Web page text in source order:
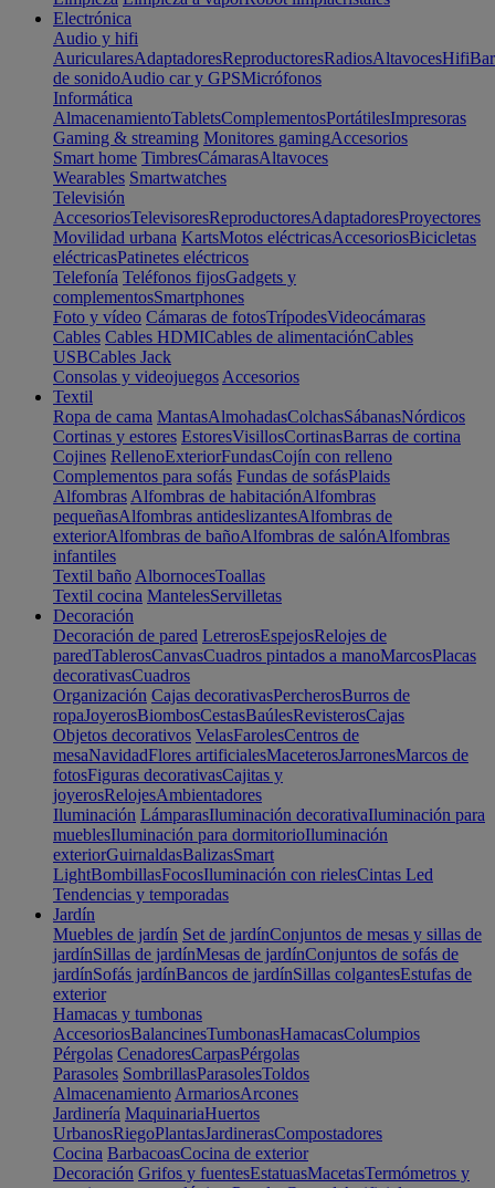
Electrónica
Audio y hifi
AuricularesAdaptadoresReproductoresRadiosAltavocesHifi
de sonidoAudio car y GPSMicrófonos
Informática
AlmacenamientoTabletsComplementosPortátilesImpresoras
Gaming & streaming Monitores gamingAccesorios
Smart home TimbresCámarasAltavoces
Wearables Smartwatches
Televisión
AccesoriosTelevisoresReproductoresAdaptadoresProyectores
Movilidad urbana KartsMotos eléctricasAccesoriosBicicletas
eléctricasPatinetes eléctricos
Telefonía Teléfonos fijosGadgets y
complementosSmartphones
Foto y vídeo Cámaras de fotosTrípodesVideocámaras
Cables Cables HDMICables de alimentaciónCables
USBCables Jack
Consolas y videojuegos Accesorios
Textil
Ropa de cama MantasAlmohadasColchasSábanasNórdicos
Cortinas y estores EstoresVisillosCortinasBarras de cortina
Cojines RellenoExteriorFundasCojín con relleno
Complementos para sofás Fundas de sofásPlaids
Alfombras Alfombras de habitaciónAlfombras
pequeñasAlfombras antideslizantesAlfombras de
exteriorAlfombras de bañoAlfombras de salónAlfombras
infantiles
Textil baño AlbornocesToallas
Textil cocina MantelesServilletas
Decoración
Decoración de pared LetrerosEspejosRelojes de
paredTablerosCanvasCuadros pintados a manoMarcosPlacas
decorativasCuadros
Organización Cajas decorativasPercherosBurros de
ropaJoyerosBiombosCestasBaúlesRevisterosCajas
Objetos decorativos VelasFarolesCentros de
mesaNavidadFlores artificialesMaceterosJarronesMarcos de
fotosFiguras decorativasCajitas y
joyerosRelojesAmbientadores
Iluminación LámparasIluminación decorativaIluminación para
mueblesIluminación para dormitorioIluminación
exteriorGuirnaldasBalizasSmart
LightBombillasFocosIluminación con rielesCintas Led
Tendencias y temporadas
Jardín
Muebles de jardín Set de jardínConjuntos de mesas y sillas de
jardínSillas de jardínMesas de jardínConjuntos de sofás de
jardínSofás jardínBancos de jardínSillas colgantesEstufas de
exterior
Hamacas y tumbonas
AccesoriosBalancinesTumbonasHamacasColumpios
Pérgolas CenadoresCarpasPérgolas
Parasoles SombrillasParasolesToldos
Almacenamiento ArmariosArcones
Jardinería MaquinariaHuertos
UrbanosRiegoPlantasJardinerasCompostadores
Cocina BarbacoasCocina de exterior
Decoración Grifos y fuentesEstatuasMacetasTermómetros y